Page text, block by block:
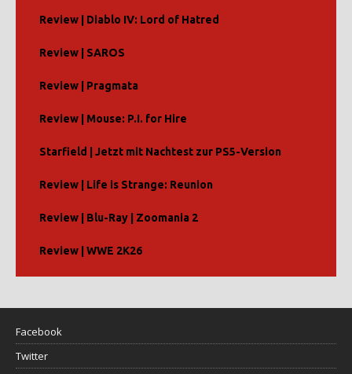
Review | Diablo IV: Lord of Hatred
Review | SAROS
Review | Pragmata
Review | Mouse: P.I. for Hire
Starfield | Jetzt mit Nachtest zur PS5-Version
Review | Life is Strange: Reunion
Review | Blu-Ray | Zoomania 2
Review | WWE 2K26
Facebook
Twitter